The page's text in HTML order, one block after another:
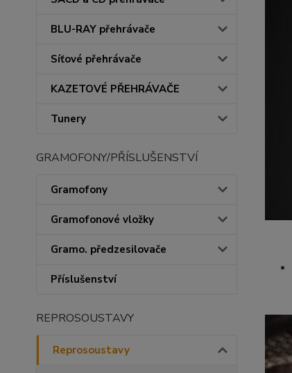
BLU-RAY přehrávače
Síťové přehrávače
KAZETOVÉ PŘEHRÁVAČE
Tunery
GRAMOFONY/PŘÍSLUŠENSTVÍ
Gramofony
Gramofonové vložky
Gramo. předzesilovače
Příslušenství
REPROSOUSTAVY
Reprosoustavy